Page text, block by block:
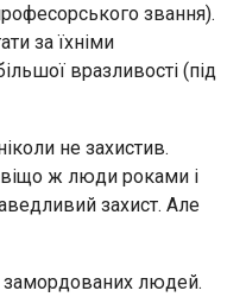
звання).
за їхніми
вразливості (під
не захистив.
ж люди роками і
захист. Але
замордованих людей.